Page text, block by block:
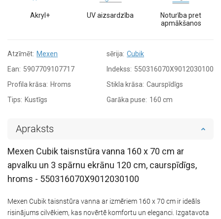
Akryl+ UV aizsardzība
Noturība pret
apmākšanos
Atzīmēt: Mexen sērija: Cubik
Ean: 5907709107717 Indekss: 550316070X9012030100
Profila krāsa: Hroms Stikla krāsa: Caurspīdīgs
Tips: Kustīgs Garāka puse: 160 cm
Apraksts
Mexen Cubik taisnstūra vanna 160 x 70 cm ar
apvalku un 3 spārnu ekrānu 120 cm, caurspīdīgs,
hroms - 550316070X9012030100
Mexen Cubik taisnstūra vanna ar izmēriem 160 x 70 cm ir ideāls
risinājums cilvēkiem, kas novērtē komfortu un eleganci. Izgatavota